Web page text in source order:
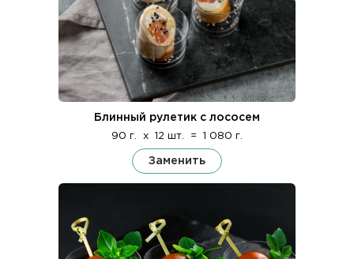
Блинный рулетик с лососем
90 г. x 12 шт. = 1 080 г.
Заменить